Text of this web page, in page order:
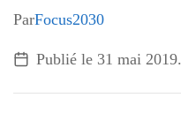
ParFocus2030
Publié le 31 mai 2019.